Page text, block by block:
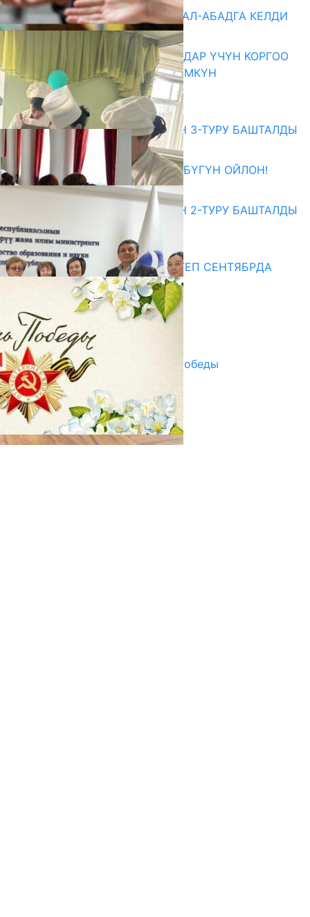
«БИРИМДИК КЕРБЕНИ» ЖАЛАЛ-АБАДГА КЕЛДИ
07.08.2026
КОРРУПЦИЯНЫ КАБАРЛАГАНДАР ҮЧҮН КОРГОО
ЧАРАЛАРЫ КҮЧӨТҮЛҮШҮ МҮМКҮН
07.08.2026
Абитуриент
ЖОЖДОРГО КАБЫЛ АЛУУНУН 3-ТУРУ БАШТАЛДЫ
27.07.2026
ӨЗҮҢДҮН КЕЛЕЧЕГИҢ ҮЧҮН БҮГҮН ОЙЛОН!
20.07.2026
ЖОЖДОРГО КАБЫЛ АЛУУНУН 2-ТУРУ БАШТАЛДЫ
20.07.2026
Медиа
СУЗАКТА 750 ОРУНДУУ МЕКТЕП СЕНТЯБРДА
ПАЙДАЛАНУУГА БЕРИЛЕТ
07.08.2025
Улуу Жеңиштин жандуу сөзү
29.04.2025
Награды в преддверии Дня Победы
29.04.2025